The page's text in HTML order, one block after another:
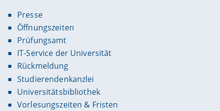
Presse
Öffnungszeiten
Prüfungsamt
IT-Service der Universität
Rückmeldung
Studierendenkanzlei
Universitätsbibliothek
Vorlesungszeiten & Fristen